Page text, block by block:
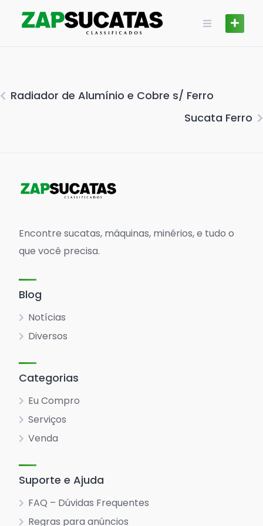
Radiador de Alumínio e Cobre s/ Ferro
Sucata Ferro
Encontre sucatas, máquinas, minérios, e tudo o
que você precisa.
Blog
Notícias
Diversos
Categorias
Eu Compro
Serviços
Venda
Suporte e Ajuda
FAQ – Dúvidas Frequentes
Regras para anúncios